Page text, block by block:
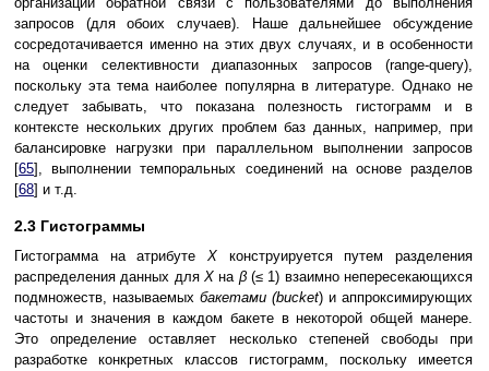
запросов (для обоих случаев). Наше дальнейшее обсуждение
сосредотачивается именно на этих двух случаях, и в особенности
на оценки селективности диапазонных запросов (range-query),
поскольку эта тема наиболее популярна в литературе. Однако не
следует забывать, что показана полезность гистограмм и в
контексте нескольких других проблем баз данных, например, при
балансировке нагрузки при параллельном выполнении запросов
[65], выполнении темпоральных соединений на основе разделов
[68] и т.д.
2.3 Гистограммы
Гистограмма на атрибуте X конструируется путем разделения
распределения данных для X на β(≤ 1) взаимно непересекающихся
подмножеств, называемых бакетами (bucket) и аппроксимирующих
частоты и значения в каждом бакете в некоторой общей манере.
Это определение оставляет несколько степеней свободы при
разработке конкретных классов гистограмм, поскольку имеется